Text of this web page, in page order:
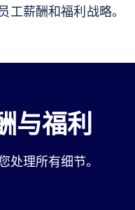
工薪酬和福利战略。
与福利
理所有细节。